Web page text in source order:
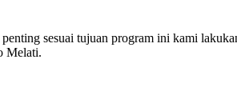
sesuai tujuan program ini kami
Melati.